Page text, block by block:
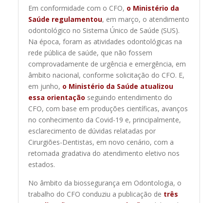
Em conformidade com o CFO, o Ministério da
Saúde regulamentou, em março, o atendimento
odontológico no Sistema Único de Saúde (SUS).
Na época, foram as atividades odontológicas na
rede pública de saúde, que não fossem
comprovadamente de urgência e emergência, em
âmbito nacional, conforme solicitação do CFO. E,
em junho, o Ministério da Saúde atualizou
essa orientação seguindo entendimento do
CFO, com base em produções científicas, avanços
no conhecimento da Covid-19 e, principalmente,
esclarecimento de dúvidas relatadas por
Cirurgiões-Dentistas, em novo cenário, com a
retomada gradativa do atendimento eletivo nos
estados.
No âmbito da biossegurança em Odontologia, o
trabalho do CFO conduziu a publicação de três